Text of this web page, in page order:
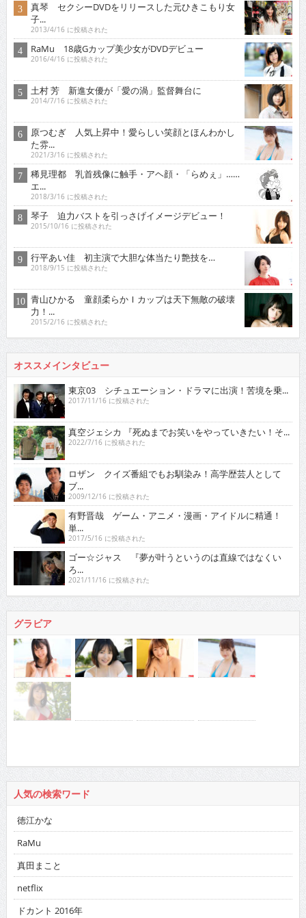
真琴 セクシーDVDをリリースした元ひきこもり女
子...
2013/4/16 に投稿された
RaMu 18歳Gカップ美少女がDVDデビュー
2016/4/16 に投稿された
土村 芳 新進女優が「愛の渦」監督舞台に
2014/7/16 に投稿された
原つむぎ 人気上昇中！愛らしい笑顔とほんわかし
た雰...
2021/3/16 に投稿された
稀見理都 乳首残像に触手・アヘ顔・「らめぇ」……
エ...
2018/3/16 に投稿された
琴子 迫力バストを引っさげイメージデビュー！
2015/10/16 に投稿された
行平あい佳 初主演で大胆な体当たり艶技を…
2018/9/15 に投稿された
青山ひかる 童顔柔らかＩカップは天下無敵の破壊
力！...
2015/2/16 に投稿された
オススメインタビュー
東京03 シチュエーション・ドラマに出演！苦境を乗...
2017/11/16 に投稿された
真空ジェシカ 『死ぬまでお笑いをやっていきたい！そ...
2022/7/16 に投稿された
ロザン クイズ番組でもお馴染み！高学歴芸人として
ブ...
2009/12/16 に投稿された
有野晋哉 ゲーム・アニメ・漫画・アイドルに精通！
単...
2017/5/16 に投稿された
ゴー☆ジャス 『夢が叶うというのは直線ではなくい
ろ...
2021/11/16 に投稿された
グラビア
人気の検索ワード
徳江かな
RaMu
真田まこと
netflix
ドカント 2016年